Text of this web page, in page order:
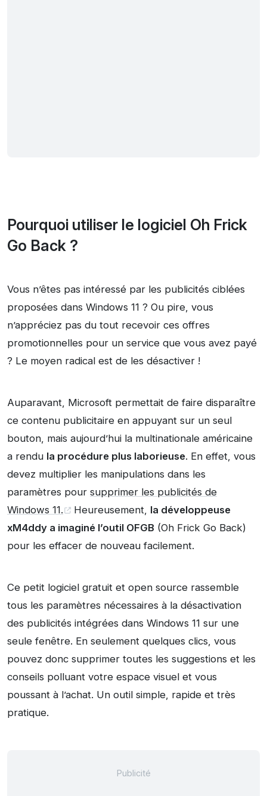
Pourquoi utiliser le logiciel Oh Frick
Go Back ?
Vous n’êtes pas intéressé par les publicités ciblées
proposées dans Windows 11 ? Ou pire, vous
n’appréciez pas du tout recevoir ces offres
promotionnelles pour un service que vous avez payé
? Le moyen radical est de les désactiver !
Auparavant, Microsoft permettait de faire disparaître
ce contenu publicitaire en appuyant sur un seul
bouton, mais aujourd’hui la multinationale américaine
a rendu la procédure plus laborieuse. En effet, vous
devez multiplier les manipulations dans les
paramètres pour supprimer les publicités de
Windows 11.
Heureusement, la développeuse
xM4ddy a imaginé l’outil OFGB (Oh Frick Go Back)
pour les effacer de nouveau facilement.
Ce petit logiciel gratuit et open source rassemble
tous les paramètres nécessaires à la désactivation
des publicités intégrées dans Windows 11 sur une
seule fenêtre. En seulement quelques clics, vous
pouvez donc supprimer toutes les suggestions et les
conseils polluant votre espace visuel et vous
poussant à l’achat. Un outil simple, rapide et très
pratique.